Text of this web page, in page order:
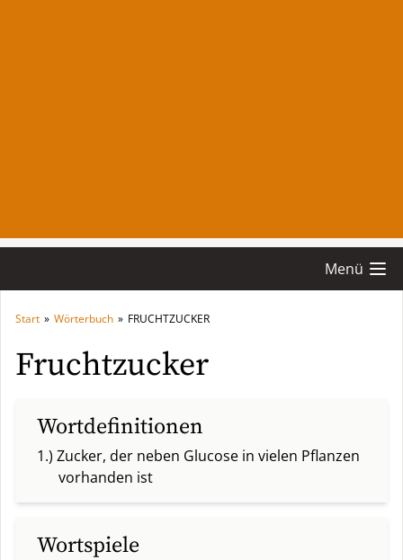
Menü
Start » Wörterbuch » FRUCHTZUCKER
Fruchtzucker
Wortdefinitionen
1.) Zucker, der neben Glucose in vielen Pflanzen
vorhanden ist
Wortspiele